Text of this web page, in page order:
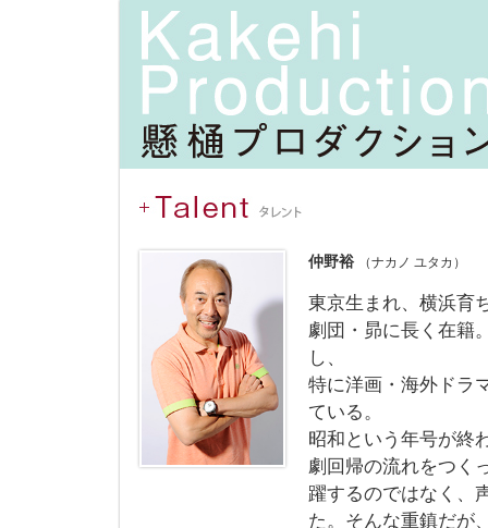
仲野裕 （ナカノ ユタカ）
東京生まれ、横浜育
劇団・昴に長く在籍
し、
特に洋画・海外ドラ
ている。
昭和という年号が終
劇回帰の流れをつく
躍するのではなく、
た。そんな重鎮だが